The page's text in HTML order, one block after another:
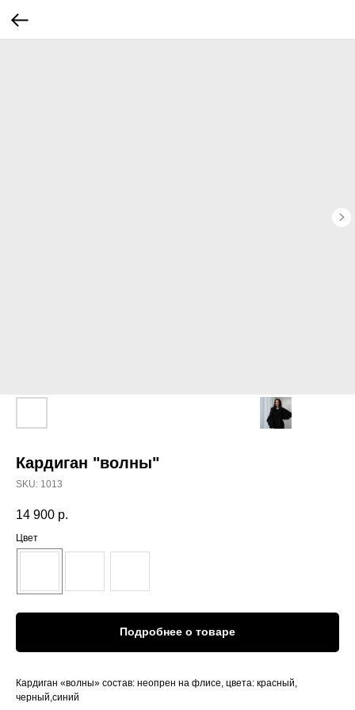
Кардиган "волны"
SKU: 1013
14 900 р.
Цвет
Подробнее о товаре
Кардиган «волны» состав: неопрен на флисе, цвета: красный,
черный,синий